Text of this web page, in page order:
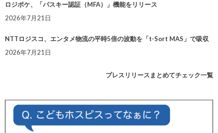
ロジポケ、「パスキー認証（MFA）」機能をリリース
2026年7月21日
NTTロジスコ、エンタメ物流の平時5倍の波動を「t-Sort MAS」で吸収
2026年7月21日
プレスリリースまとめてチェック一覧